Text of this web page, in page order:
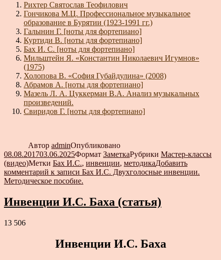
Рихтер Святослав Теофилович
Гончикова М.Ц. Профессиональное музыкальное
образование в Бурятии (1923-1991 гг.)
Галынин Г. [ноты для фортепиано]
Куртиди В. [ноты для фортепиано]
Бах И. С. [ноты для фортепиано]
Мильштейн Я. «Константин Николаевич Игумнов»
(1975)
Холопова В. «София Губайдулина» (2008)
Абрамов А. [ноты для фортепиано]
Мазель Л. А. Цуккерман В.А. Анализ музыкальных
произведений.
Свиридов Г. [ноты для фортепиано]
Автор adminОпубликовано
08.08.201703.06.2025Формат ЗаметкаРубрики Мастер-классы
(видео)Метки Бах И.С., инвенции, методикаДобавить
комментарий к записи Бах И.С. Двухголосные инвенции.
Методическое пособие.
Инвенции И.С. Баха (статья)
13 506
Инвенции И.С. Баха